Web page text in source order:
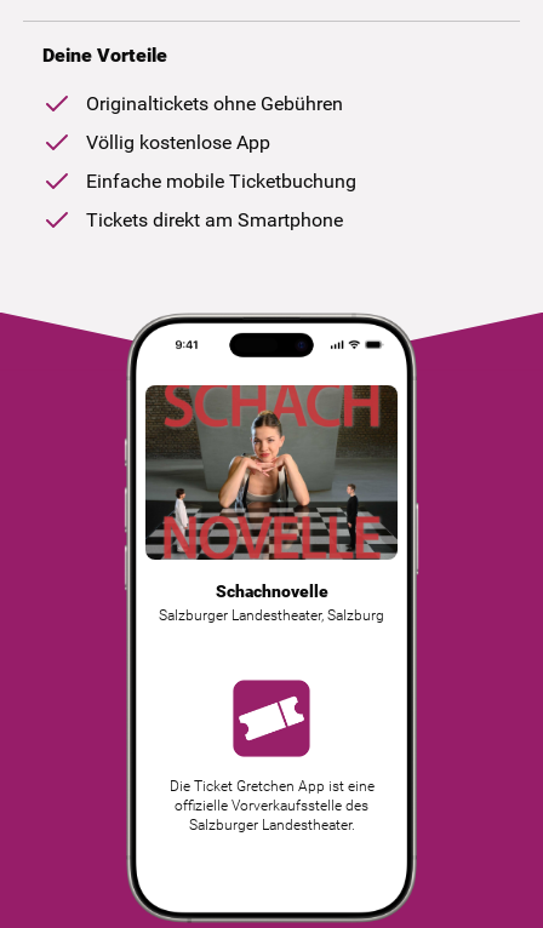
Deine Vorteile
Originaltickets ohne Gebühren
Völlig kostenlose App
Einfache mobile Ticketbuchung
Tickets direkt am Smartphone
Schachnovelle
Salzburger Landestheater, Salzburg
Die Ticket Gretchen App ist eine
offizielle Vorverkaufsstelle des
Salzburger Landestheater.